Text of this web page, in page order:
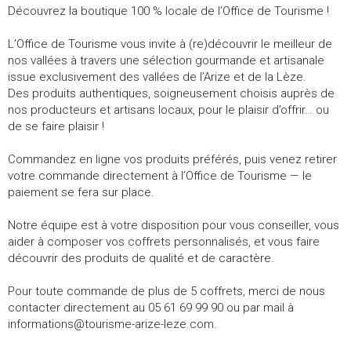
Découvrez la boutique 100 % locale de l’Office de Tourisme !
L’Office de Tourisme vous invite à (re)découvrir le meilleur de
nos vallées à travers une sélection gourmande et artisanale
issue exclusivement des vallées de l’Arize et de la Lèze.
Des produits authentiques, soigneusement choisis auprès de
nos producteurs et artisans locaux, pour le plaisir d’offrir… ou
de se faire plaisir !
Commandez en ligne vos produits préférés, puis venez retirer
votre commande directement à l’Office de Tourisme — le
paiement se fera sur place.
Notre équipe est à votre disposition pour vous conseiller, vous
aider à composer vos coffrets personnalisés, et vous faire
découvrir des produits de qualité et de caractère.
Pour toute commande de plus de 5 coffrets, merci de nous
contacter directement au 05 61 69 99 90 ou par mail à
informations@tourisme-arize-leze.com.